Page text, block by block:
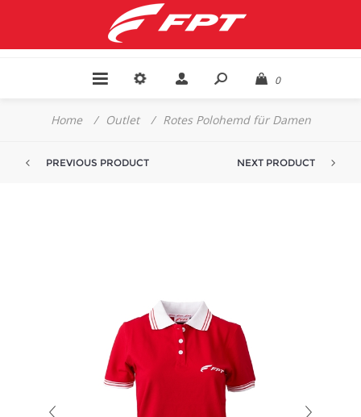
0
Home / Outlet / Rotes Polohemd für Damen
PREVIOUS PRODUCT NEXT PRODUCT